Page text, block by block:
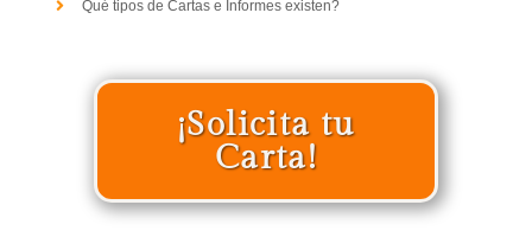
Qué tipos de Cartas e Informes existen?
¡Solicita tu
Carta!